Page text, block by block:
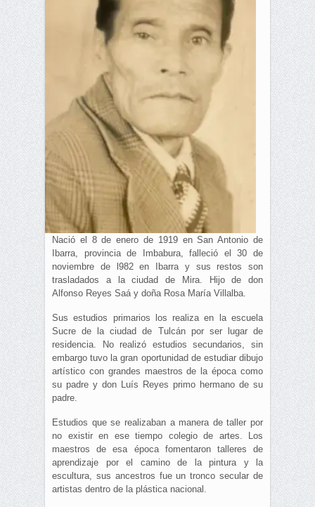
Nació el 8 de enero de 1919 en San Antonio de
Ibarra, provincia de Imbabura, falleció el 30 de
noviembre de l982 en Ibarra y sus restos son
trasladados a la ciudad de Mira. Hijo de don
Alfonso Reyes Saá y doña Rosa María Villalba.
Sus estudios primarios los realiza en la escuela
Sucre de la ciudad de Tulcán por ser lugar de
residencia. No realizó estudios secundarios, sin
embargo tuvo la gran oportunidad de estudiar dibujo
artístico con grandes maestros de la época como
su padre y don Luís Reyes primo hermano de su
padre.
Estudios que se realizaban a manera de taller por
no existir en ese tiempo colegio de artes. Los
maestros de esa época fomentaron talleres de
aprendizaje por el camino de la pintura y la
escultura, sus ancestros fue un tronco secular de
artistas dentro de la plástica nacional.